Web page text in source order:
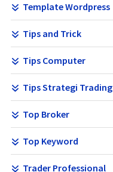
Template Wordpress
Tips and Trick
Tips Computer
Tips Strategi Trading
Top Broker
Top Keyword
Trader Professional